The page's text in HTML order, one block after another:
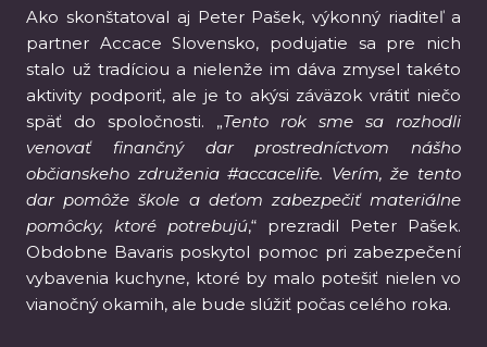
Ako skonštatoval aj Peter Pašek, výkonný riaditeľ a
partner Accace Slovensko, podujatie sa pre nich
stalo už tradíciou a nielenže im dáva zmysel takéto
aktivity podporiť, ale je to akýsi záväzok vrátiť niečo
späť do spoločnosti. „Tento rok sme sa rozhodli
venovať finančný dar prostredníctvom nášho
občianskeho združenia #accacelife. Verím, že tento
dar pomôže škole a deťom zabezpečiť materiálne
pomôcky, ktoré potrebujú,“ prezradil Peter Pašek.
Obdobne Bavaris poskytol pomoc pri zabezpečení
vybavenia kuchyne, ktoré by malo potešiť nielen vo
vianočný okamih, ale bude slúžiť počas celého roka.